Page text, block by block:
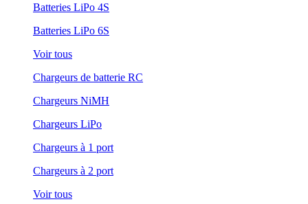
Batteries LiPo 4S
Batteries LiPo 6S
Voir tous
Chargeurs de batterie RC
Chargeurs NiMH
Chargeurs LiPo
Chargeurs à 1 port
Chargeurs à 2 port
Voir tous